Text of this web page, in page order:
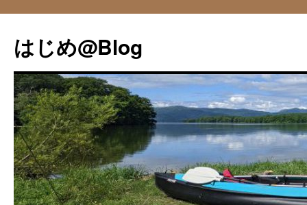
テ
ン
へ
ス
キ
ッ
プ
はじめ@Blog